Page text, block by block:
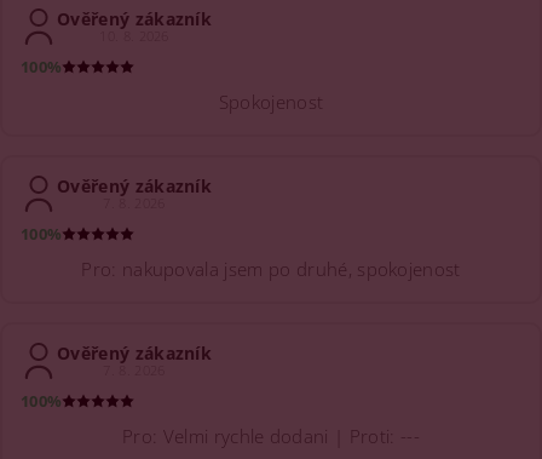
Ověřený zákazník
100%
Spokojenost
Ověřený zákazník
100%
Pro: nakupovala jsem po druhé, spokojenost
Ověřený zákazník
100%
Pro: Velmi rychle dodani | Proti: ---